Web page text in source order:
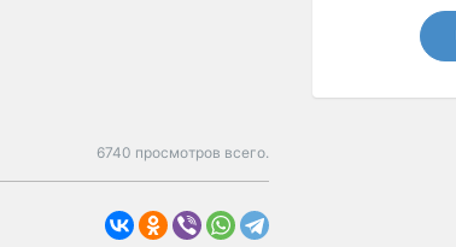
6740 просмотров всего.